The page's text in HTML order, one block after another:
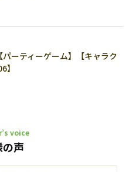
パーティーゲーム】【キャラク
】
voice
声